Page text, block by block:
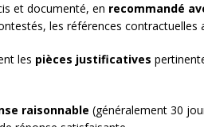
et documenté, en recommandé
les références contractuelles
les pièces justificatives
raisonnable (généralement 30